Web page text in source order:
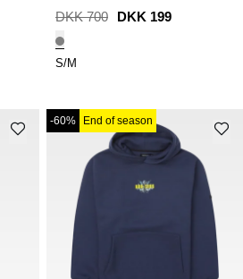
DKK 700 DKK 199
S/M
-60% End of season